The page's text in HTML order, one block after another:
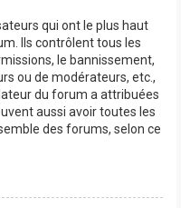
qui ont le plus haut
Ils contrôlent tous les
le bannissement,
ou de modérateurs, etc.,
du forum a attribuées
aussi avoir toutes les
des forums, selon ce